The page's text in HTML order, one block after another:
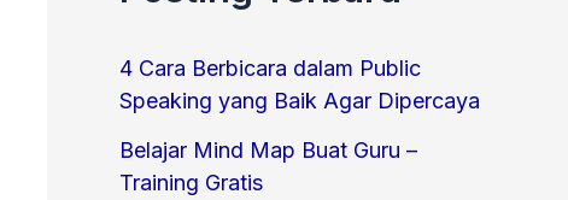
c
h
f
4 Cara Berbicara dalam Public
Speaking yang Baik Agar Dipercaya
Belajar Mind Map Buat Guru –
Training Gratis